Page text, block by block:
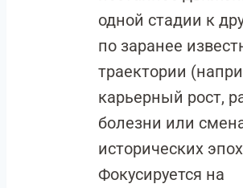
одной стадии к
по заранее
траектории
карьерный рост,
болезни или
исторических
Фокусируется на